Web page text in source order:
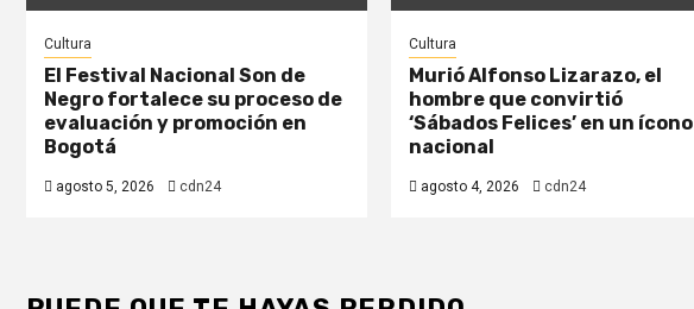
Cultura
El Festival Nacional Son de
Negro fortalece su proceso de
evaluación y promoción en
Bogotá
agosto 5, 2026 cdn24
Cultura
Murió Alfonso Lizarazo, el
hombre que convirtió
‘Sábados Felices’ en un ícono
nacional
agosto 4, 2026 cdn24